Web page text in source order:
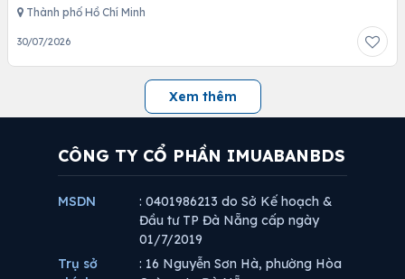
Thành phố Hồ Chí Minh
30/07/2026
Xem thêm
CÔNG TY CỔ PHẦN IMUABANBDS
MSDN
: 0401986213 do Sở Kế hoạch &
Đầu tư TP Đà Nẵng cấp ngày
01/7/2019
Trụ sở
: 16 Nguyễn Sơn Hà, phường Hòa